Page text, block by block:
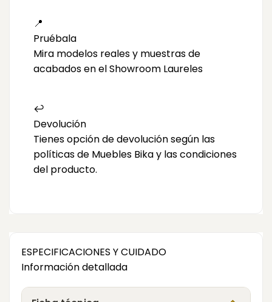
📍
Pruébala
Mira modelos reales y muestras de
acabados en el Showroom Laureles
↩️
Devolución
Tienes opción de devolución según las
políticas de Muebles Bika y las condiciones
del producto.
ESPECIFICACIONES Y CUIDADO
Información detallada